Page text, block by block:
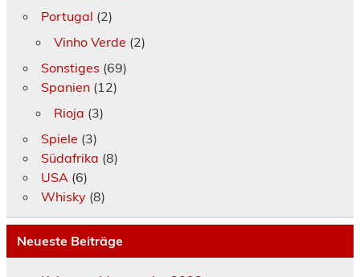
Portugal (2)
Vinho Verde (2)
Sonstiges (69)
Spanien(12)
Rioja (3)
Spiele (3)
Südafrika (8)
USA(6)
Whisky(8)
Neueste Beiträge